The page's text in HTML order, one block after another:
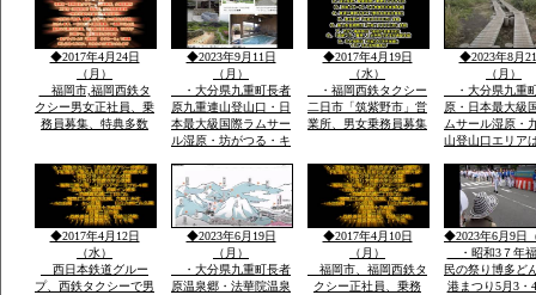
で開催報告地元民のジ
ビエ料理・鹿・いのし
しのさしいれ恊力で大
変盛り上がりました
山九州最高峰中
重連山・標高・
「坊がつる賛歌
名な坊がつるキ
場
◆2017年4月24日
（月）
福岡市,福岡西鉄タ
クシー男女正社員、乗
務員募集、特典多数
◆2023年9月11日
（月）
・大分県九重町長者
原九重連山登山口・日
本最大級国際ラムサー
ル湿原・坊がつる・キ
リシマ開花。九州最高
所天然温泉・行く帰る
最低5時間前後・また
行きたい法華院温泉山
荘
◆2017年4月19日
（水）
・福岡西鉄タクシー
二日市「筑紫野市」営
業所、男女乗務員募集
◆2023年8月
（月）
・大分県九重
原・日本最大級
ムサール湿原・
山登山口エリア
暮れ雨の滝ルー
ケ池ルート・法
泉山荘の九州最
然温泉・九州最
重連山中岳ルー
◆2017年4月12日
（水）
西日本鉄道グルー
プ、西鉄タクシーで男
◆2023年6月19日
（月）
・大分県九重町長者
原温泉郷・法華院温泉
◆2017年4月10日
（月）
福岡市、福岡西鉄タ
クシー正社員、乗務
◆2023年6月9日
・昭和3７年
民の祭り博多ど
港まつり5月3・